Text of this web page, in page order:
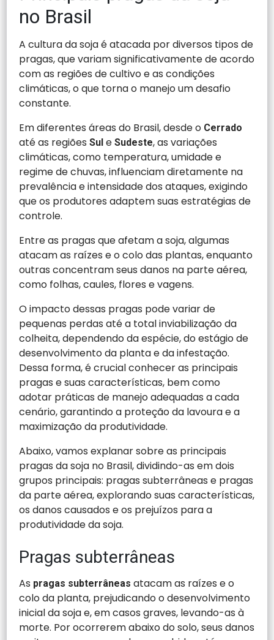
no Brasil
A cultura da soja é atacada por diversos tipos de
pragas, que variam significativamente de acordo
com as regiões de cultivo e as condições
climáticas, o que torna o manejo um desafio
constante.
Em diferentes áreas do Brasil, desde o Cerrado
até as regiõesSuleSudeste, as variações
climáticas, como temperatura, umidade e
regime de chuvas, influenciam diretamente na
prevalência e intensidade dos ataques, exigindo
que os produtores adaptem suas estratégias de
controle.
Entre as pragas que afetam a soja, algumas
atacam as raízes e o colo das plantas, enquanto
outras concentram seus danos na parte aérea,
como folhas, caules, flores e vagens.
O impacto dessas pragas pode variar de
pequenas perdas até a total inviabilização da
colheita, dependendo da espécie, do estágio de
desenvolvimento da planta e da infestação.
Dessa forma, é crucial conhecer as principais
pragas e suas características, bem como
adotar práticas de manejo adequadas a cada
cenário, garantindo a proteção da lavoura e a
maximização da produtividade.
Abaixo, vamos explanar sobre as principais
pragas da soja no Brasil, dividindo-as em dois
grupos principais: pragas subterrâneas e pragas
da parte aérea, explorando suas características,
os danos causados e os prejuízos para a
produtividade da soja.
Pragas subterrâneas
As pragas subterrâneas atacam as raízes e o
colo da planta, prejudicando o desenvolvimento
inicial da soja e, em casos graves, levando-as à
morte. Por ocorrerem abaixo do solo, seus danos